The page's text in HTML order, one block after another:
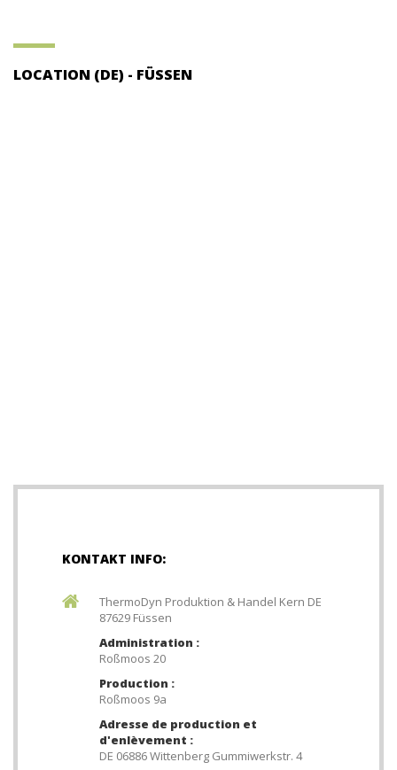
LOCATION (DE) - FÜSSEN
KONTAKT INFO:
ThermoDyn Produktion & Handel Kern DE
87629 Füssen
Administration :
Roßmoos 20
Production :
Roßmoos 9a
Adresse de production et
d'enlèvement :
DE 06886 Wittenberg Gummiwerkstr. 4